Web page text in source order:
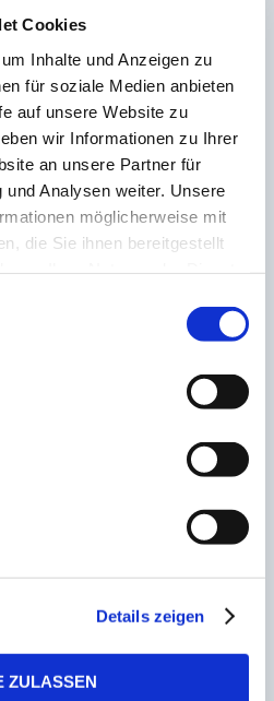
Cookies
Inhalte und Anzeigen zu
für soziale Medien anbieten
auf unsere Website zu
wir Informationen zu Ihrer
an unsere Partner für
Analysen weiter. Unsere
möglicherweise mit
die Sie ihnen bereitgestellt
Details zeigen
ZULASSEN
Köllerbach
POSTS
Mühlhausen! FCS
ins Finale